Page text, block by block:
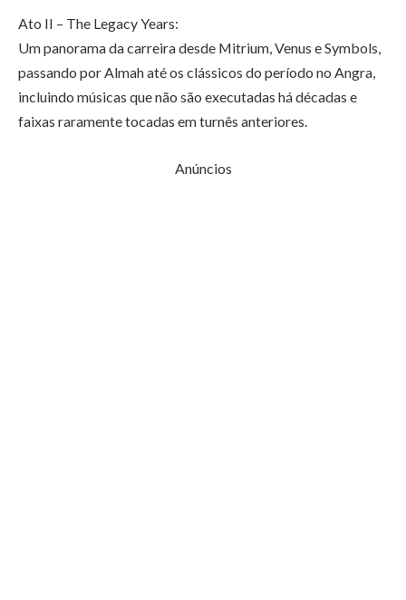
Ato II – The Legacy Years:
Um panorama da carreira desde Mitrium, Venus e Symbols,
passando por Almah até os clássicos do período no Angra,
incluindo músicas que não são executadas há décadas e
faixas raramente tocadas em turnês anteriores.
Anúncios